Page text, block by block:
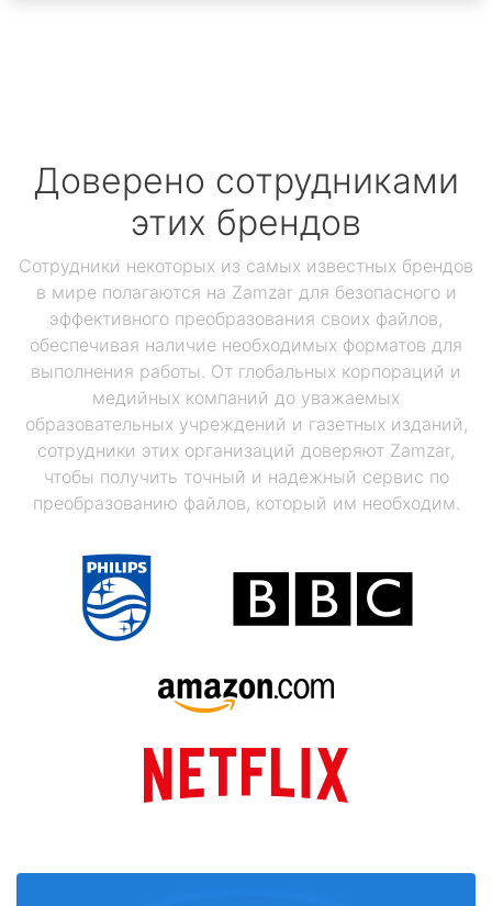
Доверено сотрудниками
этих брендов
Сотрудники некоторых из самых известных брендов
в мире полагаются на Zamzar для безопасного и
эффективного преобразования своих файлов,
обеспечивая наличие необходимых форматов для
выполнения работы. От глобальных корпораций и
медийных компаний до уважаемых
образовательных учреждений и газетных изданий,
сотрудники этих организаций доверяют Zamzar,
чтобы получить точный и надежный сервис по
преобразованию файлов, который им необходим.